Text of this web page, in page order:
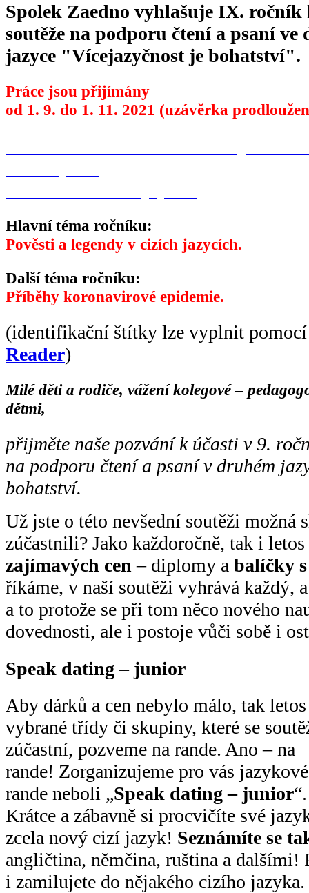
Spolek Zaedno vyhlašuje IX.
soutěže na podporu čtení a psaní ve
jazyce "Vícejazyčnost je bohatství".
Práce jsou přijímány
od 1. 9. do 1. 11. 2021 (uzávěrka
Hlavní téma ročníku:
Pověsti a legendy v cizích jazycích.
Další téma ročníku:
Příběhy koronavirové epidemie.
(identifikační štítky lze vyplnit
Reader)
Milé děti a rodiče, vážení kolegové –
dětmi,
přijměte naše pozvání k účasti v 9.
na podporu čtení a psaní v druhém
bohatství.
Už jste o této nevšední soutěži možná
zúčastnili? Jako každoročně, tak i
zajímavých cen– diplomy a balíčky
říkáme, v naší soutěži vyhrává každý,
a to protože se při tom něco nového
dovednosti, ale i postoje vůči sobě i
Speak dating – junior
Aby dárků a cen nebylo málo, tak letos
vybrané třídy či skupiny, které se
zúčastní, pozveme na rande. Ano – na
rande! Zorganizujeme pro vás jazykové
rande neboli „Speak dating – junior
Krátce a zábavně si procvičíte své
zcela nový cizí jazyk! Seznámíte se
angličtina, němčina, ruština a dalšími!
i zamilujete do nějakého cizího jazyka.